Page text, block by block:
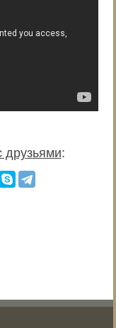
друзьями: